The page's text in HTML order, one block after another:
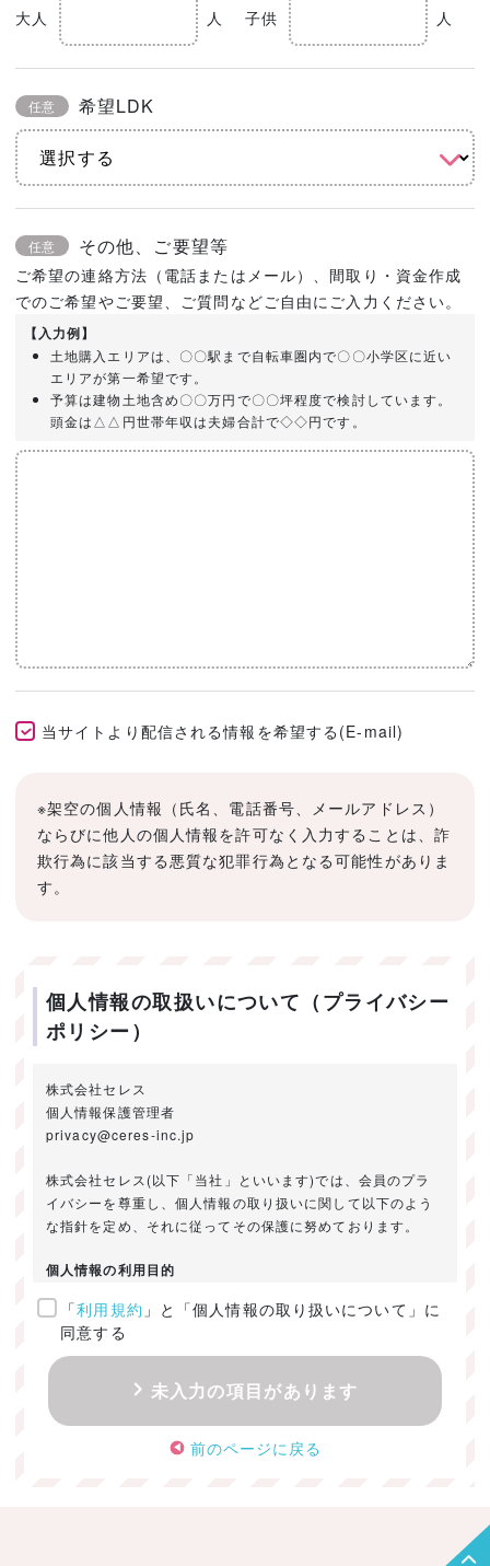
大人 人 子供 人
任意 希望LDK
任意 その他、ご要望等
ご希望の連絡方法（電話またはメール）、間取り・資金作成
でのご希望やご要望、ご質問などご自由にご入力ください。
【入力例】
土地購入エリアは、〇〇駅まで自転車圏内で〇〇小学区に近い
エリアが第一希望です。
予算は建物土地含め〇〇万円で〇〇坪程度で検討しています。
頭金は△△円世帯年収は夫婦合計で◇◇円です。
当サイトより配信される情報を希望する(E-mail)
※架空の個人情報（氏名、電話番号、メールアドレス）
ならびに他人の個人情報を許可なく入力することは、詐
欺行為に該当する悪質な犯罪行為となる可能性がありま
す。
個人情報の取扱いについて（プライバシー
ポリシー）
株式会社セレス
個人情報保護管理者
privacy@ceres-inc.jp
株式会社セレス(以下「当社」といいます)では、会員のプラ
イバシーを尊重し、個人情報の取り扱いに関して以下のよう
な指針を定め、それに従ってその保護に努めております。
個人情報の利用目的
ご提供いただきました個人情報は、以下のためにのみ利用い
たします。
・お問い合わせに対する回答及び資料送付のご連絡
・当社のお客様向けサービスの提供
・本人確認
・サービスの開発・改善のための分析
「利用規約 」と「個人情報の取り扱いについて」に
同意する
未入力の項目があります
前のページに戻る